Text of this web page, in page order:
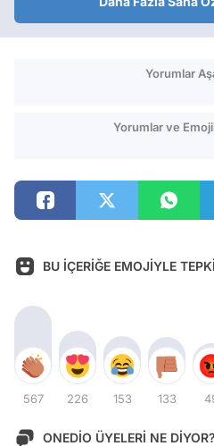
Yorumlar
Yorumlar ve
BU İÇERİĞE EMOJİYLE
567 226 153 133
ONEDİO ÜYELERİ NE DİYOR?